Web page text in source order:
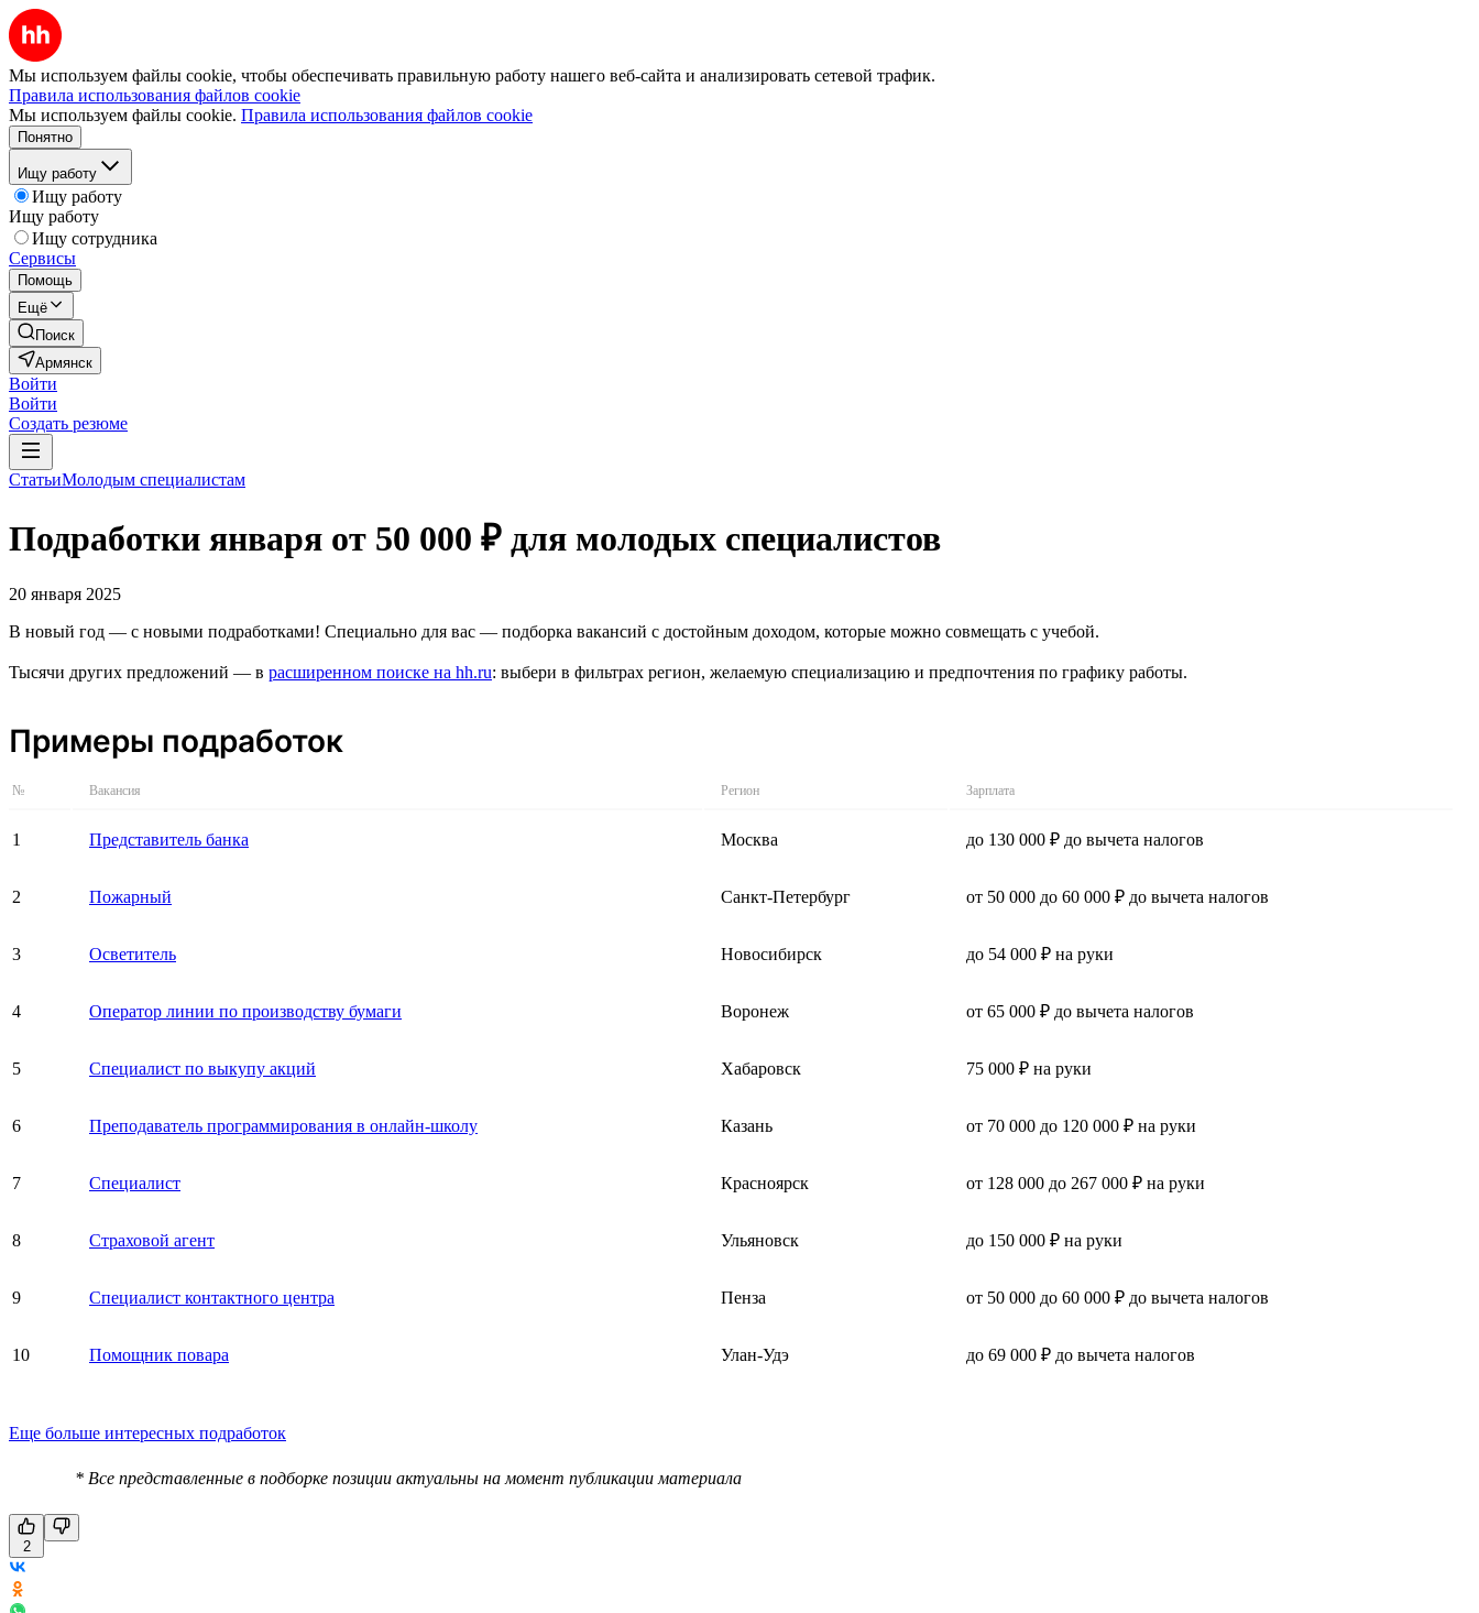
Мы используем файлы cookie, чтобы обеспечивать правильную работу нашего веб-сайта и анализировать сетевой трафик.
Правила использования файлов cookie
Мы используем файлы cookie. Правила использования файлов cookie
Понятно
Ищу работу
Ищу работу
Ищу работу
Ищу сотрудника
Сервисы
Помощь
Ещё
Поиск
Армянск
Войти
Войти
Создать резюме
СтатьиМолодым специалистам
Подработки января от 50 000 ₽ для молодых специалистов
20 января 2025
В новый год — с новыми подработками! Специально для вас — подборка вакансий с достойным доходом, которые можно совмещать с учебой.
Тысячи других предложений — в расширенном поиске на hh.ru: выбери в фильтрах регион, желаемую специализацию и предпочтения по графику работы.
Примеры подработок
№ Вакансия Регион Зарплата
1 Представитель банка Москва до 130 000 ₽ до вычета налогов
2 Пожарный Санкт-Петербург от 50 000 до 60 000 ₽ до вычета налогов
3 Осветитель Новосибирск до 54 000 ₽ на руки
4 Оператор линии по производству бумаги Воронеж от 65 000 ₽ до вычета налогов
5 Специалист по выкупу акций Хабаровск 75 000 ₽ на руки
6 Преподаватель программирования в онлайн-школу Казань от 70 000 до 120 000 ₽ на руки
7 Специалист Красноярск от 128 000 до 267 000 ₽ на руки
8 Страховой агент Ульяновск до 150 000 ₽ на руки
9 Специалист контактного центра Пенза от 50 000 до 60 000 ₽ до вычета налогов
10 Помощник повара Улан-Удэ до 69 000 ₽ до вычета налогов
Еще больше интересных подработок
* Все представленные в подборке позиции актуальны на момент публикации материала
2